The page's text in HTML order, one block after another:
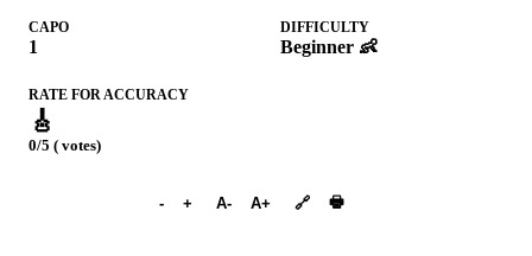
CAPO
1
DIFFICULTY
Beginner 👶
RATE FOR ACCURACY
🎸
0/5 ( votes)
- + A- A+ 🔗 🖶